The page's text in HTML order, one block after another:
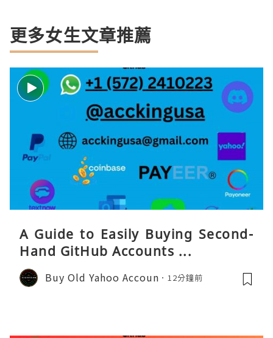
更多女生文章推薦
A Guide to Easily Buying Second-
Hand GitHub Accounts ...
Buy Old Yahoo Accoun 12分鐘前